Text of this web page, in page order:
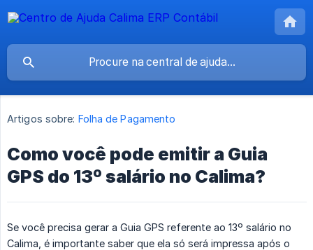
Artigos sobre: Folha de Pagamento
Como você pode emitir a Guia
GPS do 13º salário no Calima?
Se você precisa gerar a Guia GPS referente ao 13º salário no
Calima, é importante saber que ela só será impressa após o